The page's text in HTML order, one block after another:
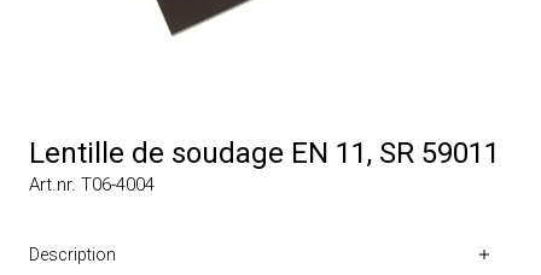
Lentille de soudage EN 11, SR 59011
Art.nr. T06-4004
Description